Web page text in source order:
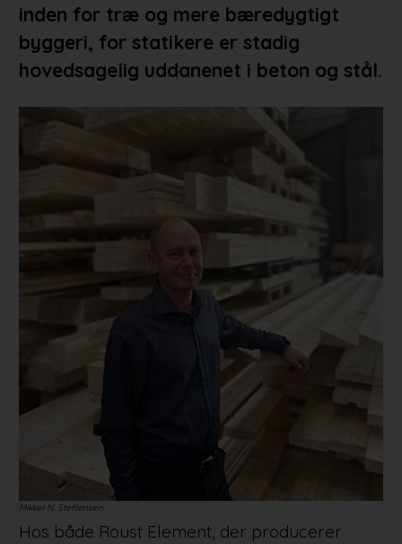
inden for træ og mere bæredygtigt
byggeri, for statikere er stadig
hovedsagelig uddanenet i beton og stål.
Mikkel N. Steffensen
Hos både Roust Element, der producerer